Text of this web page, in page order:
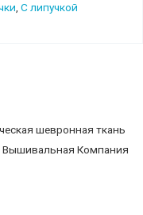
, С липучкой
шевронная ткань
Вышивальная Компания